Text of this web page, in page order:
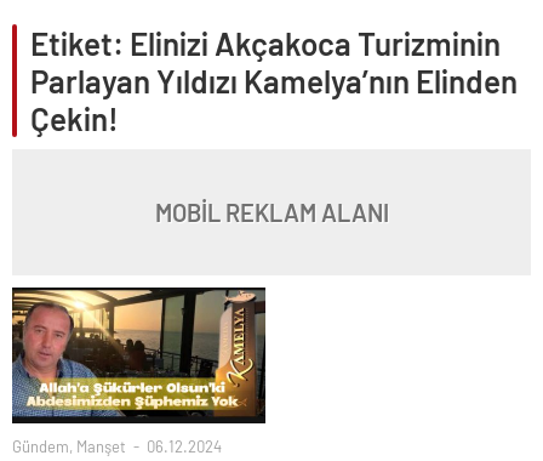
Etiket: Elinizi Akçakoca Turizminin
Parlayan Yıldızı Kamelya’nın Elinden
Çekin!
MOBİL REKLAM ALANI
Gündem, Manşet 06.12.2024